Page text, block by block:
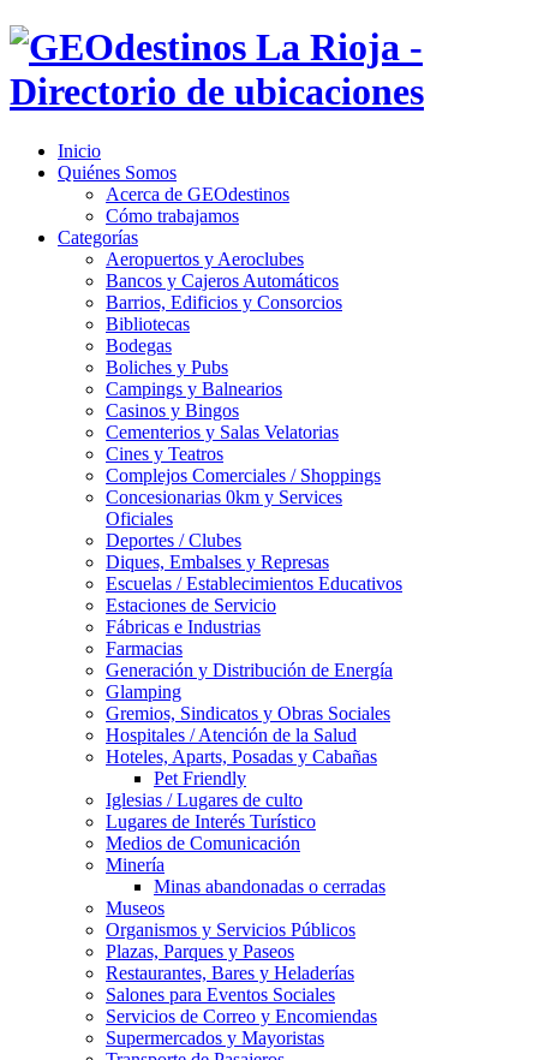
Inicio
Quiénes Somos
Acerca de GEOdestinos
Cómo trabajamos
Categorías
Aeropuertos y Aeroclubes
Bancos y Cajeros Automáticos
Barrios, Edificios y Consorcios
Bibliotecas
Bodegas
Boliches y Pubs
Campings y Balnearios
Casinos y Bingos
Cementerios y Salas Velatorias
Cines y Teatros
Complejos Comerciales / Shoppings
Concesionarias 0km y Services
Oficiales
Deportes / Clubes
Diques, Embalses y Represas
Escuelas / Establecimientos Educativos
Estaciones de Servicio
Fábricas e Industrias
Farmacias
Generación y Distribución de Energía
Glamping
Gremios, Sindicatos y Obras Sociales
Hospitales / Atención de la Salud
Hoteles, Aparts, Posadas y Cabañas
Pet Friendly
Iglesias / Lugares de culto
Lugares de Interés Turístico
Medios de Comunicación
Minería
Minas abandonadas o cerradas
Museos
Organismos y Servicios Públicos
Plazas, Parques y Paseos
Restaurantes, Bares y Heladerías
Salones para Eventos Sociales
Servicios de Correo y Encomiendas
Supermercados y Mayoristas